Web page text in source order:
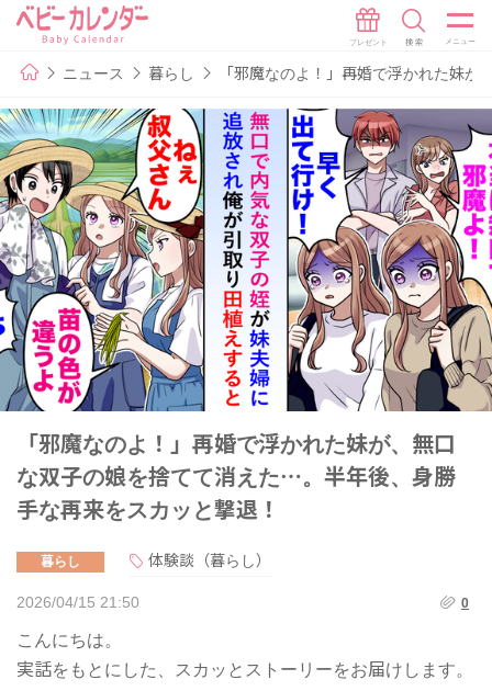
ニュース 暮らし 「邪魔なのよ！」再婚で浮かれた妹
「邪魔なのよ！」再婚で浮かれた妹が、無口
な双子の娘を捨てて消えた…。半年後、身勝
手な再来をスカッと撃退！
暮らし 体験談（暮らし）
2026/04/15 21:50 0
こんにちは。
実話をもとにした、スカッとストーリーをお届けします。